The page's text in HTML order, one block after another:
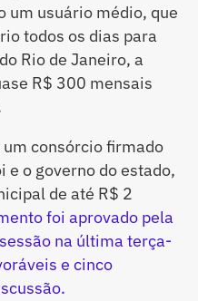
um usuário médio, que
todos os dias para
Rio de Janeiro, a
R$ 300 mensais
consórcio firmado
o governo do estado,
de até R$ 2
foi aprovado pela
na última terça-
e cinco